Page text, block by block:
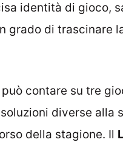
identità di gioco,
grado di trascinare
può contare su tre
diverse alla
della stagione. Il